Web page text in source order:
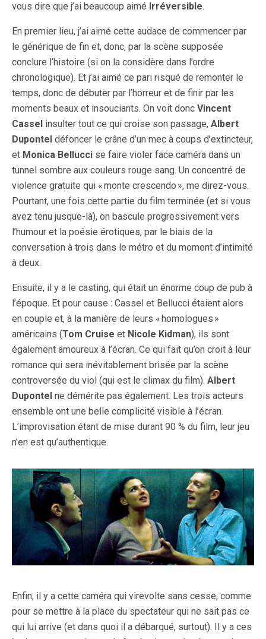
vous dire que j’ai beaucoup aimé Irréversible.
En premier lieu, j’ai aimé cette audace de commencer par
le générique de fin et, donc, par la scène supposée
conclure l’histoire (si on la considère dans l’ordre
chronologique). Et j’ai aimé ce pari risqué de remonter le
temps, donc de débuter par l’horreur et de finir par les
moments beaux et insouciants. On voit donc Vincent
Cassel insulter tout ce qui croise son passage, Albert
Dupontel défoncer le crâne d’un mec à coups d’extincteur,
et Monica Bellucci se faire violer face caméra dans un
tunnel sombre aux couleurs rouge sang. Un concentré de
violence gratuite qui « monte crescendo », me direz-vous.
Pourtant, une fois cette partie du film terminée (et si vous
avez tenu jusque-là), on bascule progressivement vers
l’humour et la poésie érotiques, par le biais de la
conversation à trois dans le métro et du moment d’intimité
à deux.
Ensuite, il y a le casting, qui était un énorme coup de pub à
l’époque. Et pour cause : Cassel et Bellucci étaient alors
en couple et, à la manière de leurs « homologues »
américains (Tom Cruise et Nicole Kidman), ils sont
également amoureux à l’écran. Ce qui fait qu’on croit à leur
romance qui sera inévitablement brisée par la scène
controversée du viol (qui est le climax du film). Albert
Dupontel ne démérite pas également. Les trois acteurs
ensemble ont une belle complicité visible à l’écran.
L’improvisation étant de mise durant 90 % du film, leur jeu
n’en est qu’authentique.
Enfin, il y a cette caméra qui virevolte sans cesse, comme
pour se mettre à la place du spectateur qui ne sait pas ce
qui lui arrive (et dans quoi il a débarqué, surtout). Il y a ces